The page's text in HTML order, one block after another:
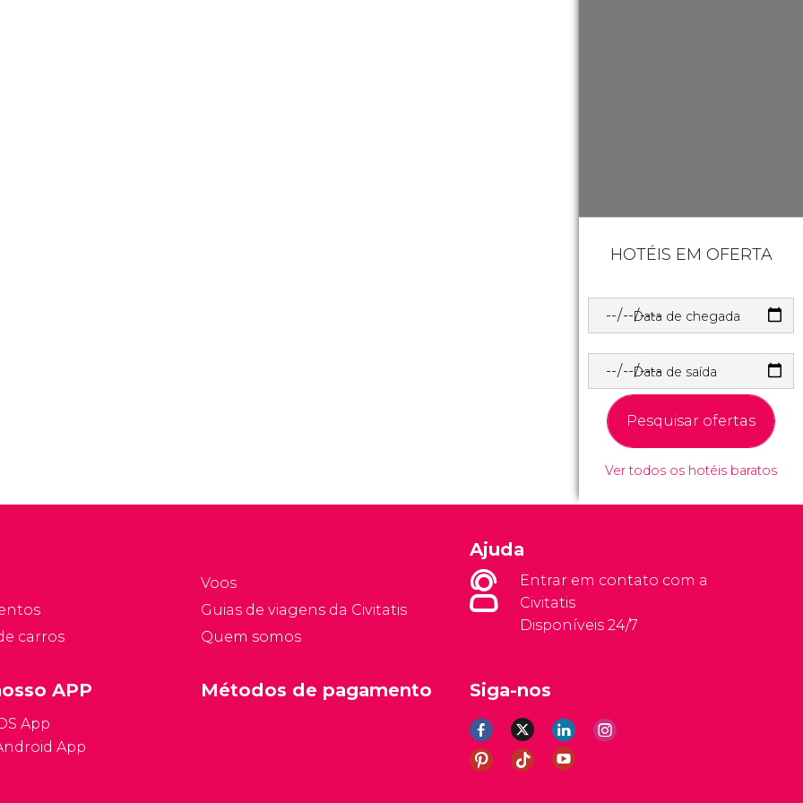
HOTÉIS EM OFERTA
Data de chegada
Data de saída
Pesquisar ofertas
Ver todos os hotéis baratos
carros
Voos
Guias de viagens da Civitatis
Quem somos
Ajuda
Entrar em contato com a
Civitatis
Disponíveis 24/7
Siga-nos
APP
App
App
Métodos de pagamento